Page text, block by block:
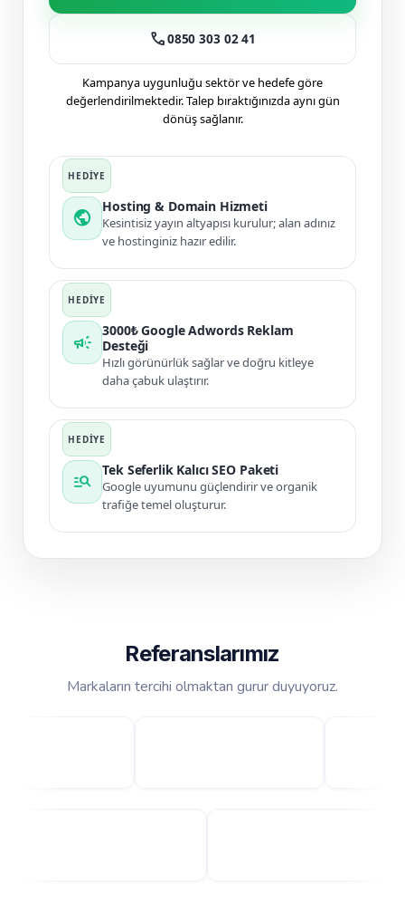
call0850 303 02 41
Kampanya uygunluğu sektör ve hedefe göre
değerlendirilmektedir. Talep bıraktığınızda aynı gün
dönüş sağlanır.
public
Hosting & Domain Hizmeti
Kesintisiz yayın altyapısı kurulur; alan adınız
ve hostinginiz hazır edilir.
campaign
3000₺ Google Adwords Reklam
Desteği
Hızlı görünürlük sağlar ve doğru kitleye
daha çabuk ulaştırır.
manage_search
Tek Seferlik Kalıcı SEO Paketi
Google uyumunu güçlendirir ve organik
trafiğe temel oluşturur.
Referanslarımız
Markaların tercihi olmaktan gurur duyuyoruz.